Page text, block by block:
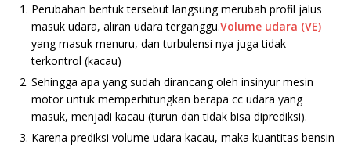
Perubahan bentuk tersebut langsung merubah profil jalus
masuk udara, aliran udara terganggu.Volume udara (VE)
yang masuk menuru, dan turbulensi nya juga tidak
terkontrol (kacau)
Sehingga apa yang sudah dirancang oleh insinyur mesin
motor untuk memperhitungkan berapa cc udara yang
masuk, menjadi kacau (turun dan tidak bisa diprediksi).
Karena prediksi volume udara kacau, maka kuantitas bensin